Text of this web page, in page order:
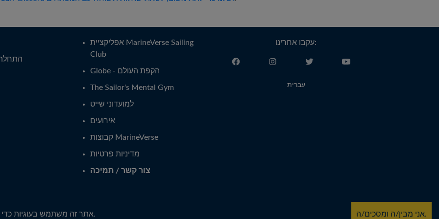
אפליקציית MarineVerse Sailing
Club
Globe - הקפת העולם
The Sailor's Mental Gym
למועדוני שייט
אירועים
קבוצות MarineVerse
מדיניות פרטיות
צור קשר / תמיכה
עקבו אחרינו:
עברית
. All Rights Reserved. MarineVerse™ is a trademark of Virtual Reality Sailing Pty Ltd, ACN 616 895 820.
אתר זה משתמש בעוגיותשלנו. אני מבין/ה ומסכים/ה.